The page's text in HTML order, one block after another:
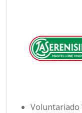
Voluntariado